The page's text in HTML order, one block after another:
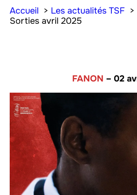
Accueil Les actualités TSF
Sorties avril 2025
FANON – 02